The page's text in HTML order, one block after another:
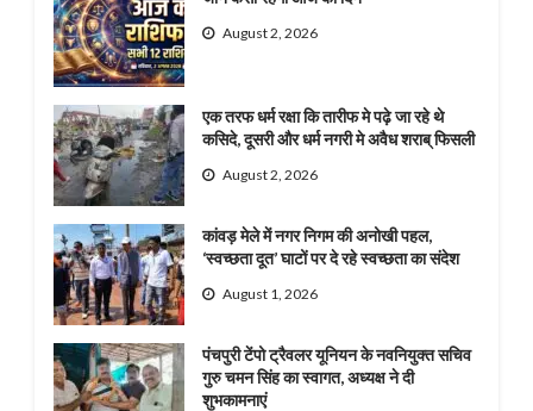
August 2, 2026
एक तरफ धर्म रक्षा कि तारीफ मे पढ़े जा रहे थे
कसिदे, दूसरी और धर्म नगरी मे अवैध शराब् फिसली
August 2, 2026
कांवड़ मेले में नगर निगम की अनोखी पहल,
‘स्वच्छता दूत’ घाटों पर दे रहे स्वच्छता का संदेश
August 1, 2026
पंचपुरी टेंपो ट्रैवलर यूनियन के नवनियुक्त सचिव
गुरु चमन सिंह का स्वागत, अध्यक्ष ने दी
शुभकामनाएं